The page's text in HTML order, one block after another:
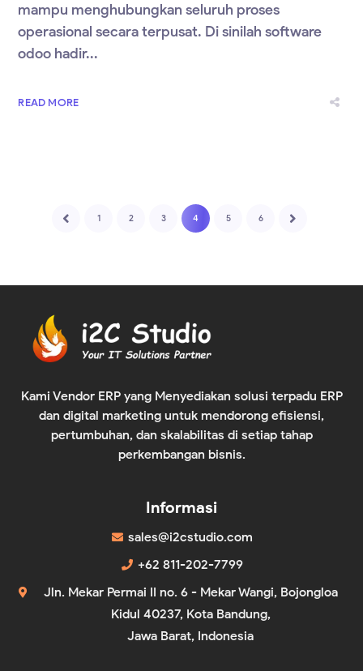
mampu menghubungkan seluruh proses
operasional secara terpusat. Di sinilah software
odoo hadir...
READ MORE
1 2 3 4 5 6
Kami Vendor ERP yang Menyediakan solusi terpadu ERP
dan digital marketing untuk mendorong efisiensi,
pertumbuhan, dan skalabilitas di setiap tahap
perkembangan bisnis.
Informasi
sales@i2cstudio.com
+62 811-202-7799
Jln. Mekar Permai II no. 6 - Mekar Wangi, Bojongloa
Kidul 40237, Kota Bandung,
Jawa Barat, Indonesia